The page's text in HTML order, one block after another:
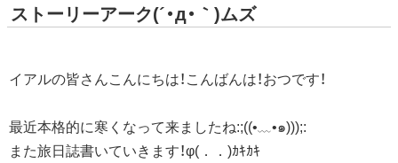
ストーリーアーク(´・д・｀)ムズ
イアルの皆さんこんにちは！こんばんは！おつです！
最近本格的に寒くなって来ましたね:;((•﹏•๑)));:
また旅日誌書いていきます！φ(．．)ｶｷｶｷ